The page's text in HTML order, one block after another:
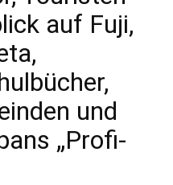
auf Fuji,
und
„Profi-